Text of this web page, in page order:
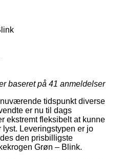
baseret på 41 anmeldelser
tidspunkt diverse
er nu til dags
ekstremt fleksibelt at kunne
Leveringstypen er jo
den prisbilligste
Grøn – Blink.